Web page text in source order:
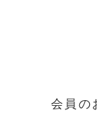
会員の